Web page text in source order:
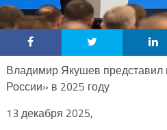
Владимир Якушев представил
России» в 2025 году
13 декабря 2025,